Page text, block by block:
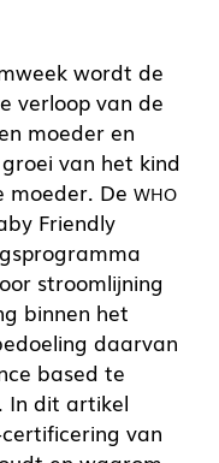
wordt de
verloop van de
moeder en
van het kind
moeder. De WHO
Friendly
stroomlijning
binnen het
daarvan
based te
In dit artikel
van